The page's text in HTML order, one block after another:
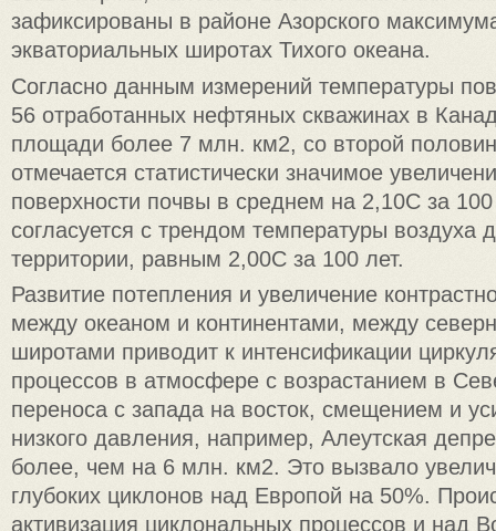
зафиксированы в районе Азорского
экваториальных широтах Тихого океана.
Согласно данным измерений температуры
56 отработанных нефтяных скважинах в
площади более 7 млн. км2, со второй
отмечается статистически значимое
поверхности почвы в среднем на 2,10С за
согласуется с трендом температуры воздуха
территории, равным 2,00С за 100 лет.
Развитие потепления и увеличение
между океаном и континентами, между
широтами приводит к интенсификации
процессов в атмосфере с возрастанием в
переноса с запада на восток, смещением и
низкого давления, например, Алеутская
более, чем на 6 млн. км2. Это вызвало
глубоких циклонов над Европой на 50%.
активизация циклональных процессов и над